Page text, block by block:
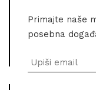
Primajte naše
posebna